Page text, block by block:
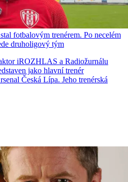
fotbalovým trenérem. Po necelém
druholigový tým
iROZHLAS a Radiožurnálu
jako hlavní trenér
Česká Lípa. Jeho trenérská